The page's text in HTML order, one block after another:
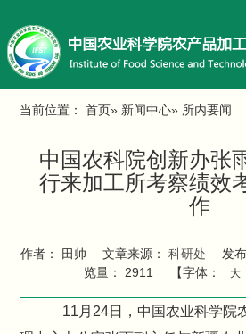
当前位置：首页» 新闻中心» 所内要闻
中国农科院创新办张
行来加工所考察绩效
作
作者： 田帅 文章来源： 科研处 发
览量： 2911 【字体： 大
11月24日，中国农业科学院